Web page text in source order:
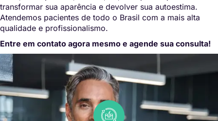
transformar sua aparência e devolver sua autoestima.
Atendemos pacientes de todo o Brasil com a mais alta
qualidade e profissionalismo.
Entre em contato agora mesmo e agende sua consulta!